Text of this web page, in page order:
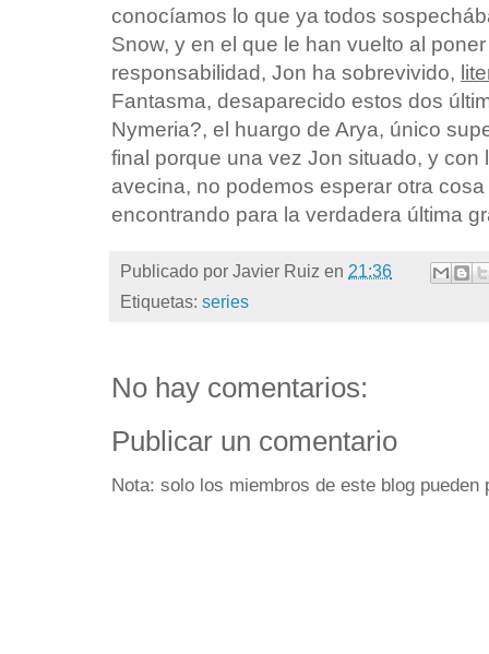
conocíamos lo que ya todos
Snow, y en el que le han vuelto al
responsabilidad, Jon ha sobrevivido,
Fantasma, desaparecido estos dos
Nymeria?, el huargo de Arya, único
final porque una vez Jon situado, y
avecina, no podemos esperar otra
encontrando para la verdadera última
Publicado por Javier Ruiz en 21:36
Etiquetas: series
No hay comentarios:
Publicar un comentario
Nota: solo los miembros de este blog pueden